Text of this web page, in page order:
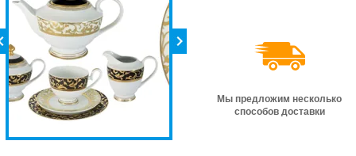
Мы предложим несколько
способов доставки